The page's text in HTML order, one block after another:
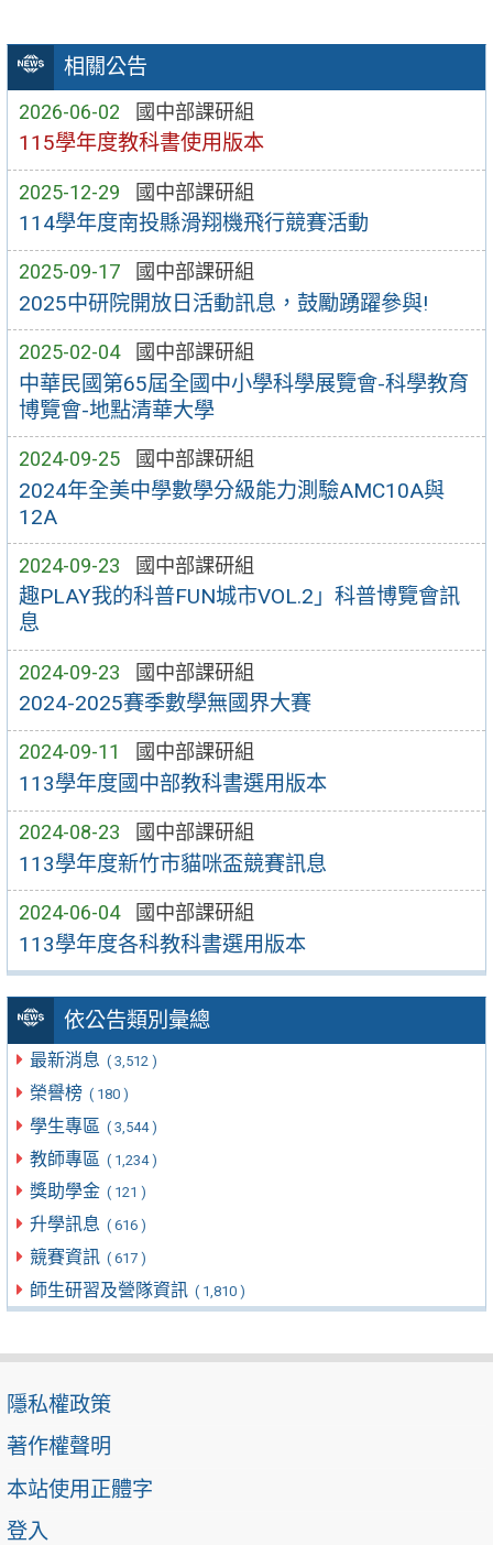
相關公告
2026-06-02 國中部課研組
115學年度教科書使用版本
2025-12-29 國中部課研組
114學年度南投縣滑翔機飛行競賽活動
2025-09-17 國中部課研組
2025中研院開放日活動訊息，鼓勵踴躍參與!
2025-02-04 國中部課研組
中華民國第65屆全國中小學科學展覽會-科學教育
博覽會-地點清華大學
2024-09-25 國中部課研組
2024年全美中學數學分級能力測驗AMC10A與
12A
2024-09-23 國中部課研組
趣PLAY我的科普FUN城市VOL.2」科普博覽會訊
息
2024-09-23 國中部課研組
2024-2025賽季數學無國界大賽
2024-09-11 國中部課研組
113學年度國中部教科書選用版本
2024-08-23 國中部課研組
113學年度新竹市貓咪盃競賽訊息
2024-06-04 國中部課研組
113學年度各科教科書選用版本
依公告類別彙總
最新消息 ( 3,512 )
榮譽榜 ( 180 )
學生專區 ( 3,544 )
教師專區 ( 1,234 )
獎助學金 ( 121 )
升學訊息 ( 616 )
競賽資訊 ( 617 )
師生研習及營隊資訊 ( 1,810 )
隱私權政策
著作權聲明
本站使用正體字
登入